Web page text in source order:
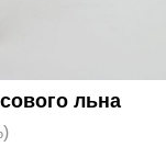
льна